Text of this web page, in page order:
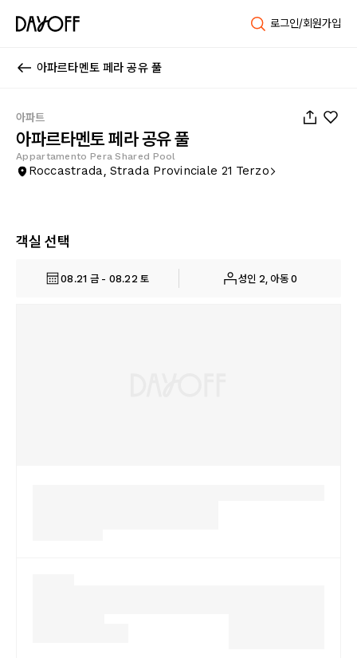
로그인/회원가입
아파르타멘토 페라 공유 풀
아파트
아파르타멘토 페라 공유 풀
Appartamento Pera Shared Pool
Roccastrada, Strada Provinciale 21 Terzo
객실 선택
08.21 금 - 08.22 토 성인 2, 아동 0